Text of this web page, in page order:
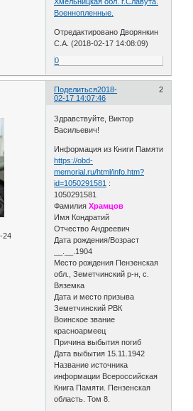
Военнопленные.
Отредактировано Дворянкин
С.А. (2018-02-17 14:08:09)
0
Поделиться 2
2018-
02-17 14:07:46
24
Здравствуйте, Виктор
Васильевич!
Информация из Книги Памяти
https://obd-
memorial.ru/html/info.htm?
id=1050291581 :
1050291581
ФамилияХрамцов
Имя Кондратий
Отчество Андреевич
Дата рождения/Возраст
__.__.1904
Место рождения Пензенская
обл., Земетчинский р-н, с.
Вяземка
Дата и место призыва
Земетчинский РВК
Воинское звание
красноармеец
Причина выбытия погиб
Дата выбытия 15.11.1942
Название источника
информации Всероссийская
Книга Памяти. Пензенская
область. Том 8.